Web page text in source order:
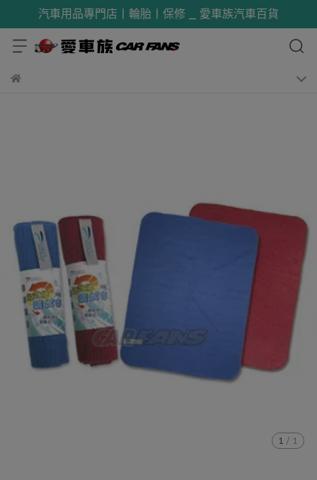
汽車用品專門店丨輪胎丨保修 _ 愛車族汽車百貨
1 / 1